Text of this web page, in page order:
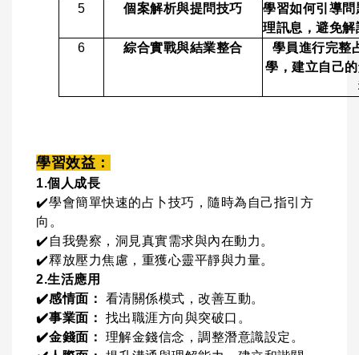
5 個案解析與提問技巧
學習如何引導
理訊息，避免解
6
綜合實戰與結業整合
學員進行完整
學，建立自己
學習效益：
1.個人成長
✔學會簡單快速的占卜技巧，隨時為自己指引方
向。
✔ 自我覺察，洞見真實需求與內在動力。
✔釋放壓力焦慮，重獲心靈平靜與力量。
2.生活應用
✔感情面：
看清關係模式，改善互動。
✔事業面：
找出職涯方向與突破口。
✔金錢面：
理解金錢信念，調整潛意識設定。